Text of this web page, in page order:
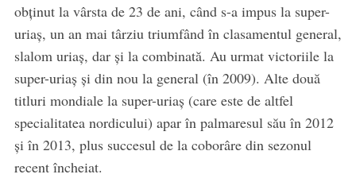
obţinut la vârsta de 23 de ani, când s-a impus la super-
uriaş, un an mai târziu triumfând în clasamentul general,
slalom uriaş, dar şi la combinată. Au urmat victoriile la
super-uriaş şi din nou la general (în 2009). Alte două
titluri mondiale la super-uriaş (care este de altfel
specialitatea nordicului) apar în palmaresul său în 2012
şi în 2013, plus succesul de la coborâre din sezonul
recent încheiat.